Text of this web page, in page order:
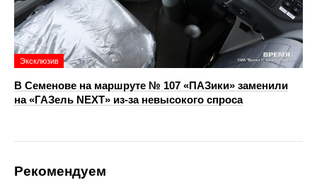
Эксклюзив
В Семенове на маршруте № 107 «ПАЗики» заменили
на «ГАЗель NEXT» из‑за невысокого спроса
Рекомендуем